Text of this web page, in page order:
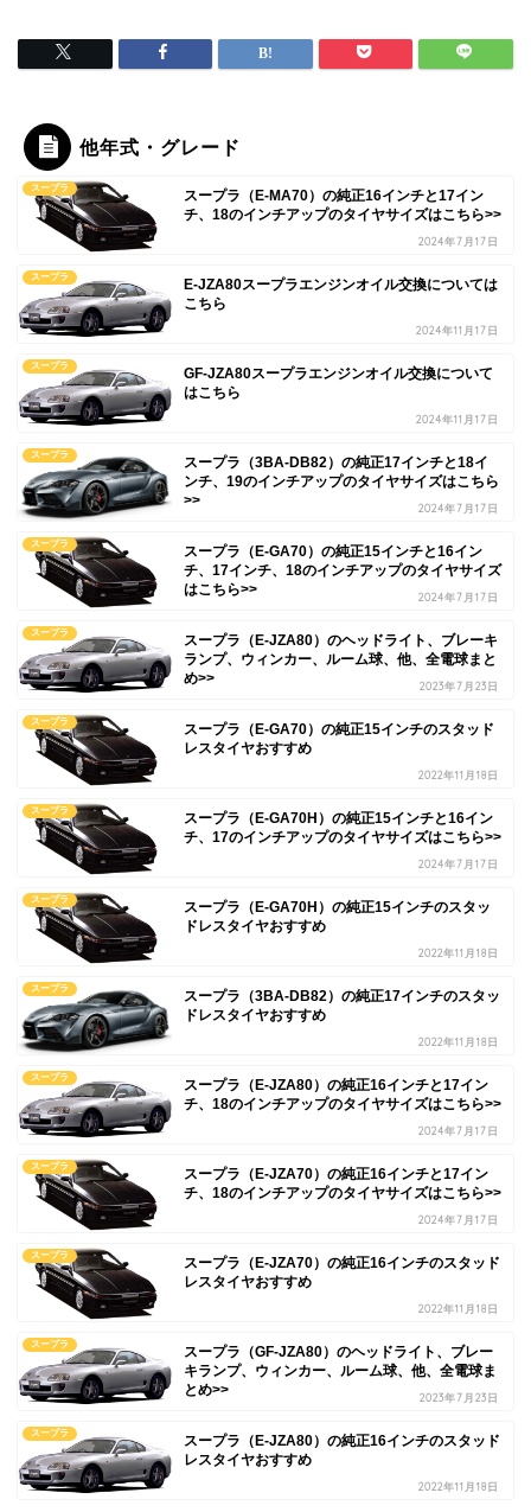
他年式・グレード
スープラ
スープラ（E-MA70）の純正16インチと17イン
チ、18のインチアップのタイヤサイズはこちら>>
2024年7月17日
スープラ
E-JZA80スープラエンジンオイル交換については
こちら
2024年11月17日
スープラ
GF-JZA80スープラエンジンオイル交換について
はこちら
2024年11月17日
スープラ
スープラ（3BA-DB82）の純正17インチと18イ
ンチ、19のインチアップのタイヤサイズはこちら
>>
2024年7月17日
スープラ
スープラ（E-GA70）の純正15インチと16イン
チ、17インチ、18のインチアップのタイヤサイズ
はこちら>>
2024年7月17日
スープラ
スープラ（E-JZA80）のヘッドライト、ブレーキ
ランプ、ウィンカー、ルーム球、他、全電球まと
め>>
2023年7月23日
スープラ
スープラ（E-GA70）の純正15インチのスタッド
レスタイヤおすすめ
2022年11月18日
スープラ
スープラ（E-GA70H）の純正15インチと16イン
チ、17のインチアップのタイヤサイズはこちら>>
2024年7月17日
スープラ
スープラ（E-GA70H）の純正15インチのスタッ
ドレスタイヤおすすめ
2022年11月18日
スープラ
スープラ（3BA-DB82）の純正17インチのスタッ
ドレスタイヤおすすめ
2022年11月18日
スープラ
スープラ（E-JZA80）の純正16インチと17イン
チ、18のインチアップのタイヤサイズはこちら>>
2024年7月17日
スープラ
スープラ（E-JZA70）の純正16インチと17イン
チ、18のインチアップのタイヤサイズはこちら>>
2024年7月17日
スープラ
スープラ（E-JZA70）の純正16インチのスタッド
レスタイヤおすすめ
2022年11月18日
スープラ
スープラ（GF-JZA80）のヘッドライト、ブレー
キランプ、ウィンカー、ルーム球、他、全電球ま
とめ>>
2023年7月23日
スープラ
スープラ（E-JZA80）の純正16インチのスタッド
レスタイヤおすすめ
2022年11月18日